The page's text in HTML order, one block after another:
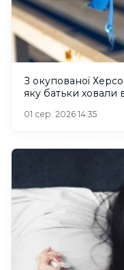
З окупованої
яку батьки ховали
01 сер. 2026 14:35